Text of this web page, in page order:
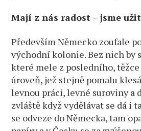
Mají z nás radost – jsme
Především Německo zoufale
východní kolonie. Bez nich by
které mele z posledního,
úroveň, jež stejně pomalu
levnou práci, levné suroviny a
zvláště když vydělávat se dá i
se odveze do Německa, tam